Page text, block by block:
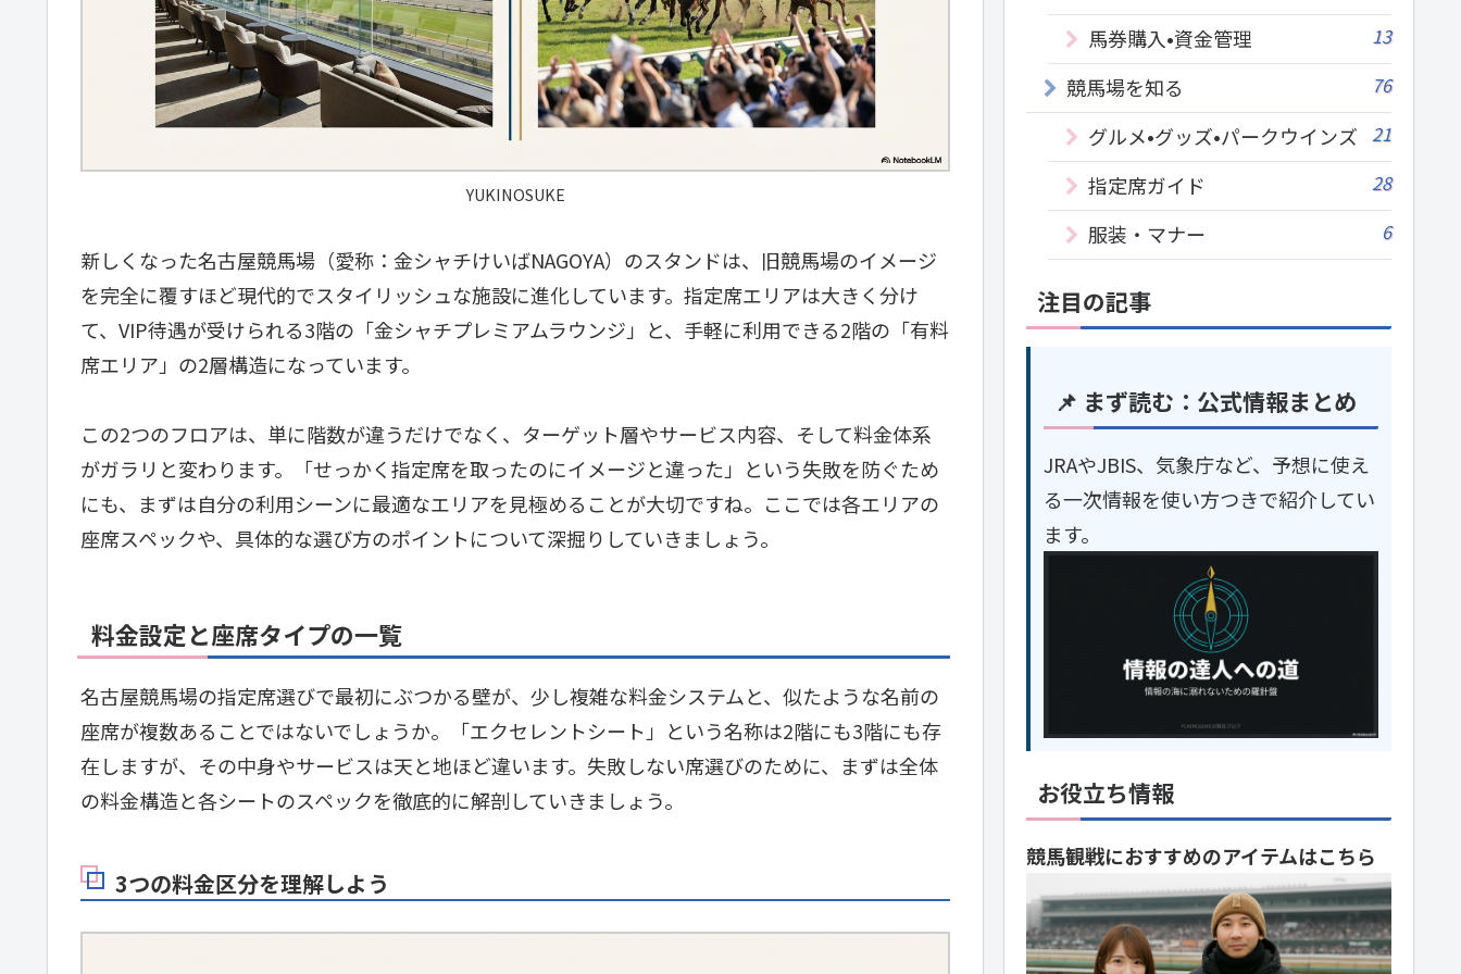
YUKINOSUKE
新しくなった名古屋競馬場（愛称：金シャチけいばNAGOYA）のスタンドは、旧競馬場のイメージ
を完全に覆すほど現代的でスタイリッシュな施設に進化しています。指定席エリアは大きく分け
て、VIP待遇が受けられる3階の「金シャチプレミアムラウンジ」と、手軽に利用できる2階の「有料
席エリア」の2層構造になっています。
この2つのフロアは、単に階数が違うだけでなく、ターゲット層やサービス内容、そして料金体系
がガラリと変わります。「せっかく指定席を取ったのにイメージと違った」という失敗を防ぐため
にも、まずは自分の利用シーンに最適なエリアを見極めることが大切ですね。ここでは各エリアの
座席スペックや、具体的な選び方のポイントについて深掘りしていきましょう。
料金設定と座席タイプの一覧
名古屋競馬場の指定席選びで最初にぶつかる壁が、少し複雑な料金システムと、似たような名前の
座席が複数あることではないでしょうか。「エクセレントシート」という名称は2階にも3階にも存
在しますが、その中身やサービスは天と地ほど違います。失敗しない席選びのために、まずは全体
の料金構造と各シートのスペックを徹底的に解剖していきましょう。
3つの料金区分を理解しよう
馬券購入•資金管理 13
競馬場を知る 76
グルメ•グッズ•パークウインズ 21
指定席ガイド 28
服装・マナー 6
注目の記事
📌 まず読む：公式情報まとめ
JRAやJBIS、気象庁など、予想に使え
る一次情報を使い方つきで紹介してい
ます。
お役立ち情報
競馬観戦におすすめのアイテムはこちら